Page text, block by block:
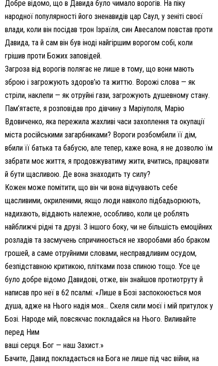
Добре відомо, що в Давида було чимало ворогів. На піку
народної популярності його зненавидів цар Саул, у зеніті своєї
влади, коли він посідав трон Ізраїля, син Авесалом повстав проти
Давида, та й сам він був іноді найгіршим ворогом собі, коли
грішив проти Божих заповідей.
Загроза від ворогів полягає не лише в тому, що вони мають
зброю і загрожують здоров’ю та життю. Ворожі слова — як
стріли, наклепи — як отруйні гази, загрожують душевному стану.
Пам’ятаєте, я розповідав про дівчину з Маріуполя, Марію
Вдовиченко, яка пережила жахливі часи захоплення та окупації
міста російськими загарбниками? Вороги розбомбили її дім,
вбили її батька та бабусю, але тепер, каже вона, я не дозволю їм
забрати моє життя, я продовжуватиму жити, вчитись, працювати
й бути щасливою. Де вона знаходить ту силу?
Кожен може помітити, що він чи вона відчувають себе
щасливими, окриленими, якщо люди навколо підбадьорюють,
надихають, віддають належне, особливо, коли це роблять
найближчі рідні та друзі. З іншого боку, чи не більшість емоційних
розладів та засмучень спричинюється не хворобами або браком
грошей, а саме отруйними словами, несправдливим осудом,
безпідставною критикою, плітками поза спиною тощо. Усе це
було добре відомо Давидові, отже, він знайшов протиотруту й
написав про неї в 62 псалмі: «Лише в Бозі заспокоюється моя
душа, адже на Нього надія моя… Скеля сили моєї і мій притулок у
Бозі. Народе мій, повсякчас покладайся на Нього. Виливайте
перед Ним
ваші серця. Бог — наш Захист.»
Бачите, Давид покладається на Бога не лише під час війни, на